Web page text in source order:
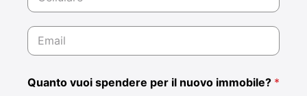
m
e
*
l
l
l
r
E
a
lQuanto vuoi spendere per il nuovo immobile? *